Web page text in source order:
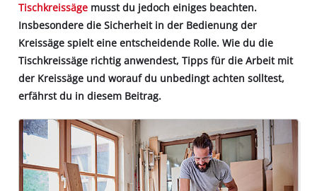
Tischkreissäge musst du jedoch einiges beachten.
Insbesondere die Sicherheit in der Bedienung der
Kreissäge spielt eine entscheidende Rolle. Wie du die
Tischkreissäge richtig anwendest, Tipps für die Arbeit mit
der Kreissäge und worauf du unbedingt achten solltest,
erfährst du in diesem Beitrag.